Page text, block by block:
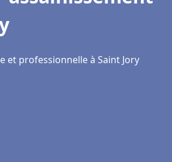
et professionnelle à Saint Jory